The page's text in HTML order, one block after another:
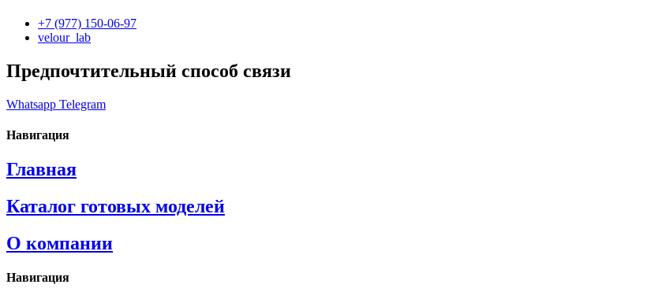
+7 (977) 150-06-97
velour_lab
Предпочтительный способ связи
Whatsapp Telegram
Навигация
Главная
Каталог готовых моделей
О компании
Навигация